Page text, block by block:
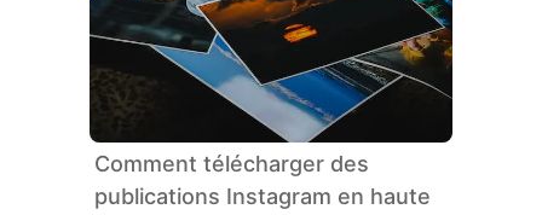
Comment télécharger des
publications Instagram en haute